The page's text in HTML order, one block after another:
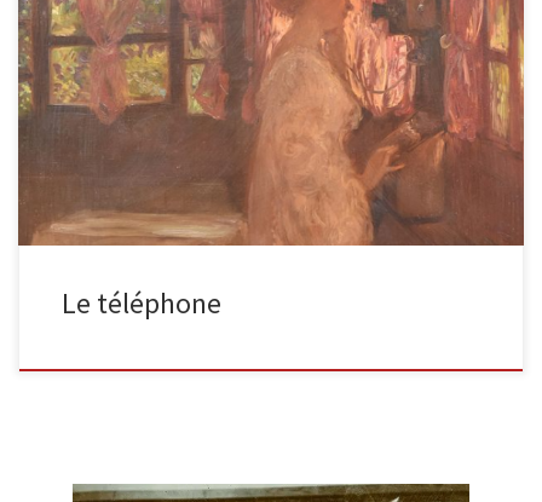
Le téléphone Huile sur panneau, signée ‘Gaston Latouche’ en bas
à droite. 62,5 x 54 cm Ce tableau est le […]
Le téléphone